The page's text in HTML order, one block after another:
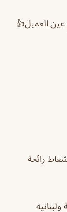
لشفاط رائحة